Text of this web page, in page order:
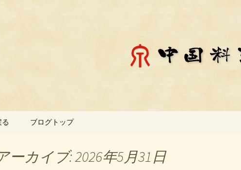
岡県御殿場市にあ
」のお知らせ
動
ブログトップ
ーカイブ: 2026年5月31日